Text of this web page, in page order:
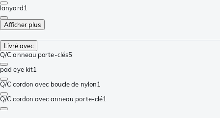
lanyard1
Afficher plus
Livré avec
Q/C anneau porte-clés5
pad eye kit1
Q/C cordon avec boucle de nylon1
Q/C cordon avec anneau porte-clé1